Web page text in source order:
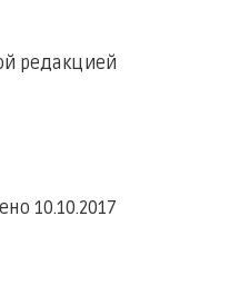
редакцией
10.10.2017